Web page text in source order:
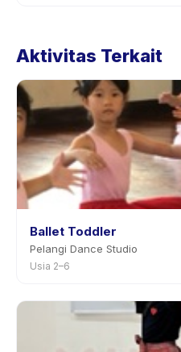
aplikasi. Kebanyakan
sebelumnya.
Aktivitas Terkait
Ballet Toddler
Pelangi Dance Studio
Usia 2–6